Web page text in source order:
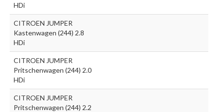
HDi
CITROEN JUMPER
Kastenwagen (244) 2.8
HDi
CITROEN JUMPER
Pritschenwagen (244) 2.0
HDi
CITROEN JUMPER
Pritschenwagen (244) 2.2